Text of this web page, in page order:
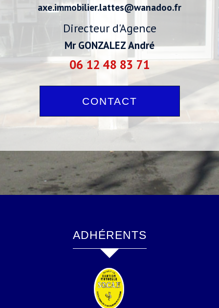
axe.immobilier.lattes@wanadoo.fr
Directeur d'Agence
Mr GONZALEZ André
06 12 48 83 71
CONTACT
ADHÉRENTS